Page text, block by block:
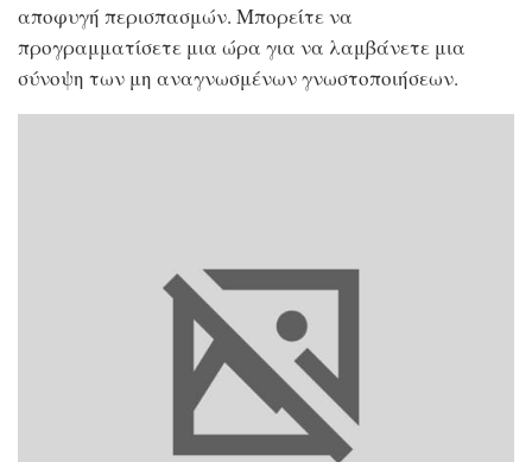
αποφυγή περισπασμών. Μπορείτε να
προγραμματίσετε μια ώρα για να λαμβάνετε μια
σύνοψη των μη αναγνωσμένων γνωστοποιήσεων.